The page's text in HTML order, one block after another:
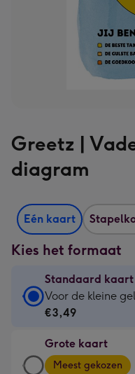
Greetz |
diagram
Eén kaart
Kies het formaat
Standaard kaart
Standaard
kaart
€3,49
-
Voor de kleine
€3,49
Grote kaart
Grote
Meest gekozen